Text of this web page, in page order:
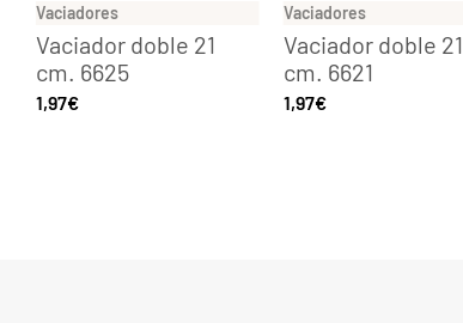
Vaciadores
Vaciador doble 21
cm. 6625
1,97€
Vaciadores
Vaciador doble 21
cm. 6621
1,97€